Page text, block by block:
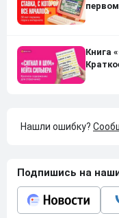
Книга
Нашли ошибку?
Подпишись на